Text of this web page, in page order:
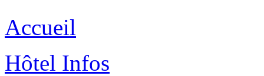
Accueil
Hôtel Infos